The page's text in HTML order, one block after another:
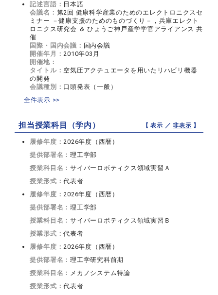
記述言語： 日本語
会議名： 第2回 健康科学産業のためのエレクトロニクスセ
ミナー －健康支援のためのものづくり－，兵庫エレクト
ロニクス研究会 ＆ ひょうご神戸産学学官アライアンス 共
催
国際・国内会議： 国内会議
開催年月：2010年03月
開催地：
タイトル： 空気圧アクチュエータを用いたリハビリ機器
の開発
会議種別： 口頭発表（一般）
全件表示 >>
担当授業科目（学内） 【 表示 ／非表示 】
履修年度：2026年度（西暦）
提供部署名：理工学部
授業科目名：サイバーロボティクス領域実習Ａ
授業形式：代表者
履修年度：2026年度（西暦）
提供部署名：理工学部
授業科目名：サイバーロボティクス領域実習Ｂ
授業形式：代表者
履修年度：2026年度（西暦）
提供部署名：理工学研究科前期
授業科目名： メカノシステム特論
授業形式：代表者